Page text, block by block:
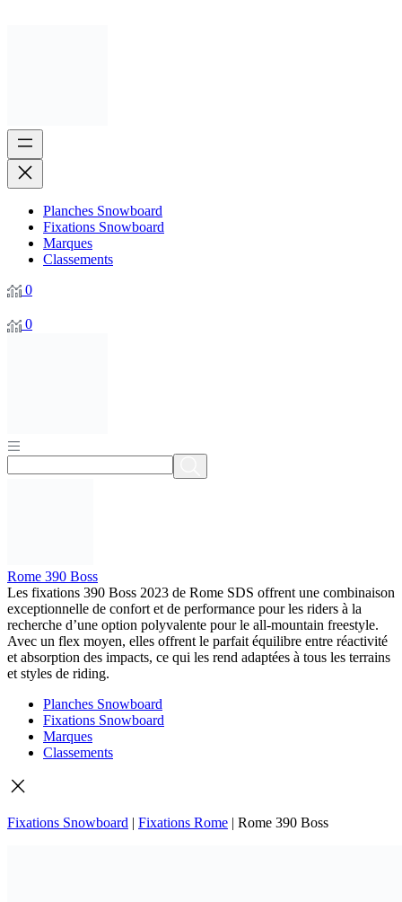
Planches Snowboard
Fixations Snowboard
Marques
Classements
0
0
Rome 390 Boss
Les fixations 390 Boss 2023 de Rome SDS offrent une combinaison
exceptionnelle de confort et de performance pour les riders à la
recherche d’une option polyvalente pour le all-mountain freestyle.
Avec un flex moyen, elles offrent le parfait équilibre entre réactivité
et absorption des impacts, ce qui les rend adaptées à tous les terrains
et styles de riding.
Planches Snowboard
Fixations Snowboard
Marques
Classements
Fixations Snowboard | Fixations Rome | Rome 390 Boss